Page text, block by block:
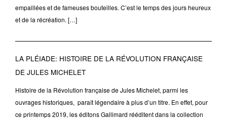
empaillées et de fameuses bouteilles. C’est le temps des jours heureux
et de la récréation. […]
LA PLÉIADE: HISTOIRE DE LA RÉVOLUTION FRANÇAISE
DE JULES MICHELET
Histoire de la Révolution française de Jules Michelet, parmi les
ouvrages historiques, paraît légendaire à plus d’un titre. En effet, pour
ce printemps 2019, les éditons Gallimard rééditent dans la collection